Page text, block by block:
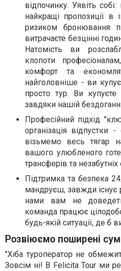
відпочинку. Уявіть
найкращі пропозиції в
ризиком бронювання
витрачаєте безцінні
Натомість ви
клопоти
комфорт та
найголовніше - ви
просто тур. Ви купуєте
завдяки нашій
Професійний підхід
організація відпустки
візьмемо весь тягар
вашого улюбленого
трансферів та незабутніх
Підтримка та безпека
мандруєш, завжди існує
нами вам не
команда працює
будь-якій ситуації, де б
Розвіюємо поширені
"Хіба туроператор не
Зовсім ні! В Felicita Tour ми